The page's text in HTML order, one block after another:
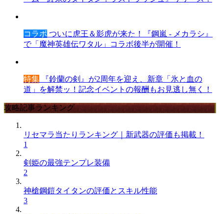
コラボ ついに虎王＆影虎が来た！『鋼嵐 - メカラシ』
で「魔神英雄伝ワタル」コラボ後半が開催！
特集 『鈴蘭の剣』が2周年を迎え、新章「氷と血の
道」を解禁ッ！記念イベントの報酬もお見逃し無く！
攻略記事ランキング
リセマラ当たりランキング｜新武器の評価も掲載！
1
剣姫の最強テンプレ装備
2
神槍鋼鎧タイタンの評価とスキル性能
3